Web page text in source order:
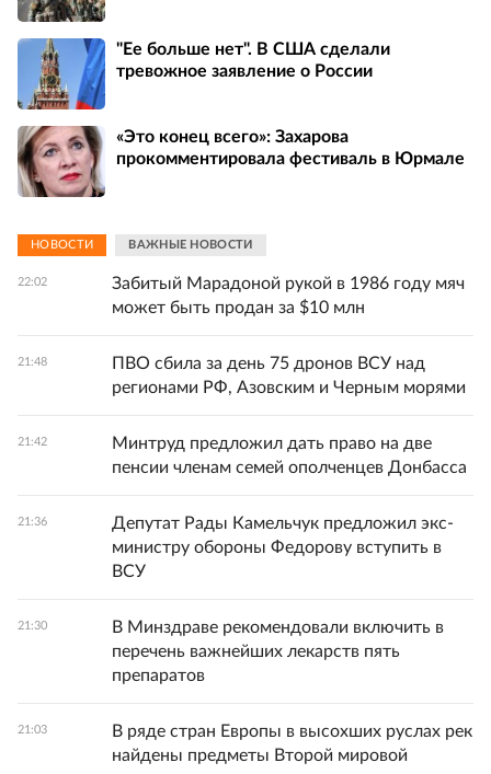
"Ее больше нет". В США сделали
тревожное заявление о России
«Это конец всего»: Захарова
прокомментировала фестиваль в Юрмале
НОВОСТИ ВАЖНЫЕ НОВОСТИ
22:02
Забитый Марадоной рукой в 1986 году мяч
может быть продан за $10 млн
21:48
ПВО сбила за день 75 дронов ВСУ над
регионами РФ, Азовским и Черным морями
21:42
Минтруд предложил дать право на две
пенсии членам семей ополченцев Донбасса
21:36
Депутат Рады Камельчук предложил экс-
министру обороны Федорову вступить в
ВСУ
21:30
В Минздраве рекомендовали включить в
перечень важнейших лекарств пять
препаратов
21:03
В ряде стран Европы в высохших руслах рек
найдены предметы Второй мировой